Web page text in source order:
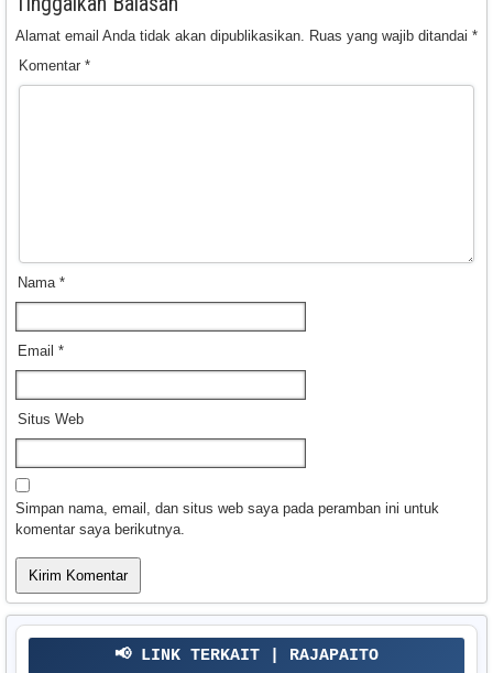
Alamat email Anda tidak akan dipublikasikan. Ruas yang wajib ditandai *
Komentar *
Nama *
Email *
Situs Web
Simpan nama, email, dan situs web saya pada peramban ini untuk
komentar saya berikutnya.
📢 LINK TERKAIT | RAJAPAITO